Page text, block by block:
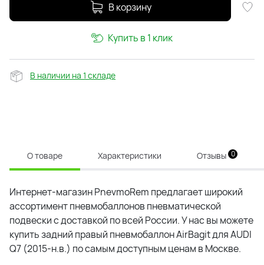
В корзину
Купить в 1 клик
В наличии на 1 складе
О товаре Характеристики Отзывы 0
Интернет-магазин PnevmoRem предлагает широкий
ассортимент пневмобаллонов пневматической
подвески с доставкой по всей России. У нас вы можете
купить задний правый пневмобаллон AirBagit для AUDI
Q7 (2015-н.в.) по самым доступным ценам в Москве.